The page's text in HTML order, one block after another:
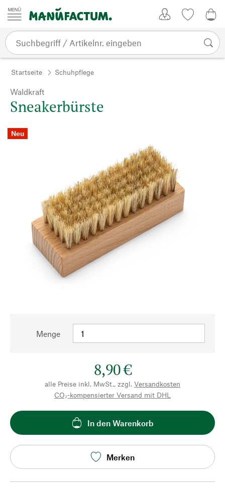
Zum Inhalt springen
Startseite Schuhpflege
Waldkraft
Sneakerbürste
Neu
Menge
8,90 €
alle Preise inkl. MwSt., zzgl. Versandkosten
CO₂-kompensierter Versand mit DHL
In den Warenkorb
Merken